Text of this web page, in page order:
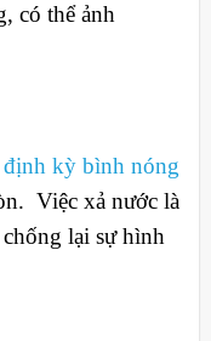
có thể ảnh
định kỳ bình nóng
Việc xả nước là
lại sự hình